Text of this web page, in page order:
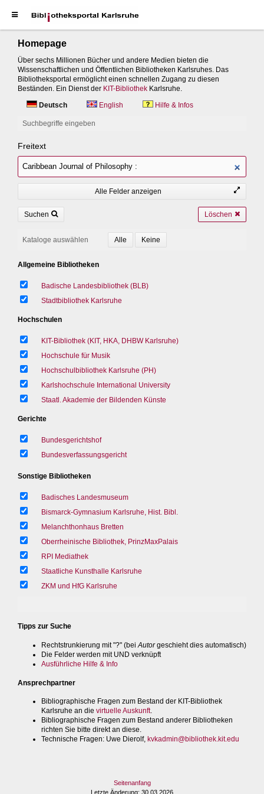
Homepage
Über sechs Millionen Bücher und andere Medien bieten die
Wissenschaftlichen und Öffentlichen Bibliotheken Karlsruhes. Das
Bibliotheksportal ermöglicht einen schnellen Zugang zu diesen
Beständen. Ein Dienst der KIT-Bibliothek Karlsruhe.
Deutsch
English Hilfe & Infos
Suchbegriffe eingeben
Freitext
Alle Felder anzeigen
Suchen Löschen
Kataloge auswählen
Allgemeine Bibliotheken
Badische Landesbibliothek (BLB)
Stadtbibliothek Karlsruhe
Hochschulen
KIT-Bibliothek (KIT, HKA, DHBW Karlsruhe)
Hochschule für Musik
Hochschulbibliothek Karlsruhe (PH)
Karlshochschule International University
Staatl. Akademie der Bildenden Künste
Gerichte
Bundesgerichtshof
Bundesverfassungsgericht
Sonstige Bibliotheken
Badisches Landesmuseum
Bismarck-Gymnasium Karlsruhe, Hist. Bibl.
Melanchthonhaus Bretten
Oberrheinische Bibliothek, PrinzMaxPalais
RPI Mediathek
Staatliche Kunsthalle Karlsruhe
ZKM und HfG Karlsruhe
Tipps zur Suche
Rechtstrunkierung mit "?" (bei Autorgeschieht dies automatisch)
Die Felder werden mit UND verknüpft
Ausführliche Hilfe & Info
Ansprechpartner
Bibliographische Fragen zum Bestand der KIT-Bibliothek
Karlsruhe an die virtuelle Auskunft.
Bibliographische Fragen zum Bestand anderer Bibliotheken
richten Sie bitte direkt an diese.
Technische Fragen: Uwe Dierolf, kvkadmin@bibliothek.kit.edu
Seitenanfang
Letzte Änderung: 30.03.2026